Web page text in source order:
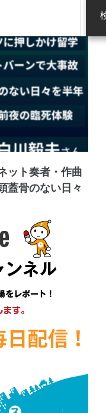
ット奏者・作曲
蓋骨のない日々